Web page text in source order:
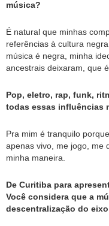
música?
É natural que minhas
referências à cultura
música é negra, minha
ancestrais deixaram, que
Pop, eletro, rap, funk,
todas essas influências
Pra mim é tranquilo
apenas vivo, me jogo, me
minha maneira.
De Curitiba para
Você considera que a
descentralização do